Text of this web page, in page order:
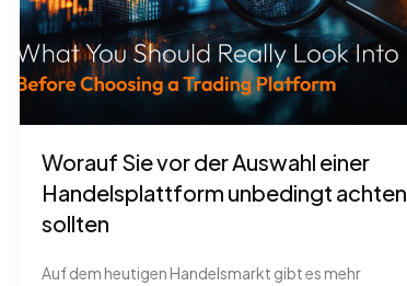
Worauf Sie vor der Auswahl einer
Handelsplattform unbedingt achten
sollten
Auf dem heutigen Handelsmarkt gibt es mehr